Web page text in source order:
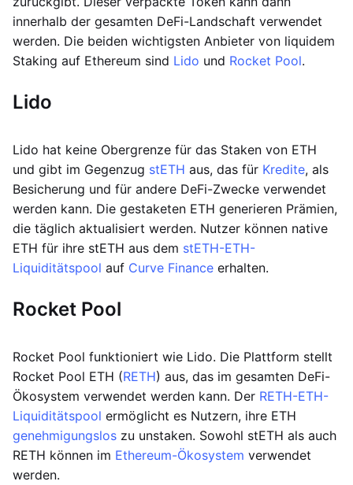
innerhalb der gesamten DeFi-Landschaft verwendet
werden. Die beiden wichtigsten Anbieter von liquidem
Staking auf Ethereum sind Lido und Rocket Pool.
Lido
Lido hat keine Obergrenze für das Staken von ETH
und gibt im Gegenzug stETH aus, das für Kredite, als
Besicherung und für andere DeFi-Zwecke verwendet
werden kann. Die gestaketen ETH generieren Prämien,
die täglich aktualisiert werden. Nutzer können native
ETH für ihre stETH aus dem stETH-ETH-
Liquiditätspool auf Curve Finance erhalten.
Rocket Pool
Rocket Pool funktioniert wie Lido. Die Plattform stellt
Rocket Pool ETH (RETH) aus, das im gesamten DeFi-
Ökosystem verwendet werden kann. Der RETH-ETH-
Liquiditätspool ermöglicht es Nutzern, ihre ETH
genehmigungslos zu unstaken. Sowohl stETH als auch
RETH können im Ethereum-Ökosystem verwendet
werden.